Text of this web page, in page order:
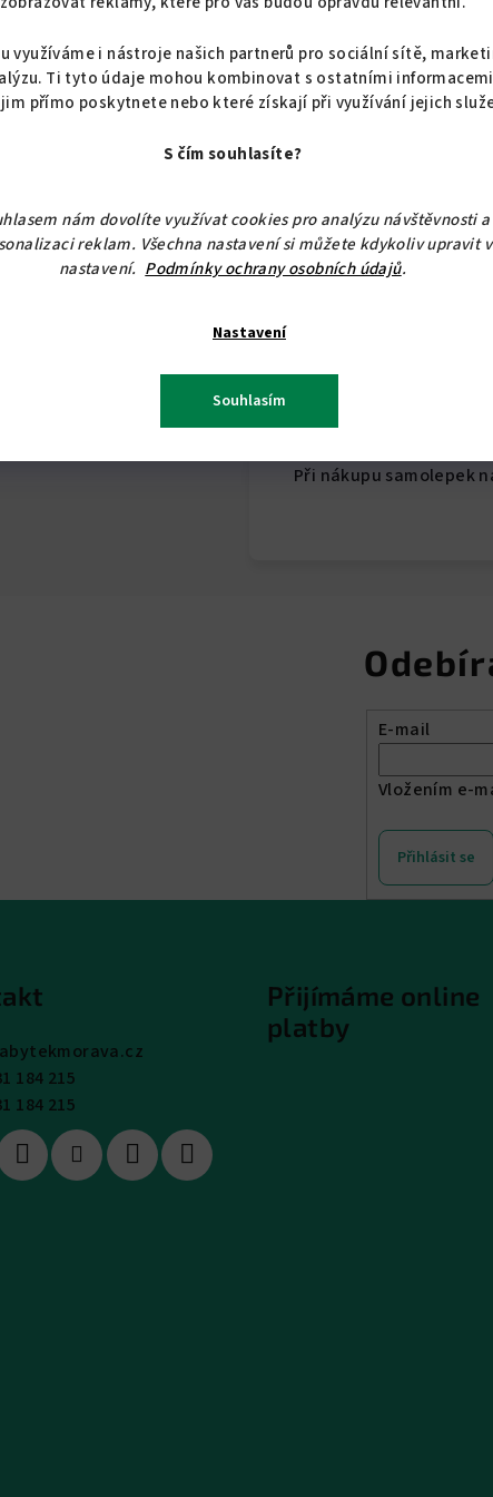
využíváme i nástroje našich partnerů pro sociální sítě,
Ti tyto údaje mohou kombinovat s ostatními
přímo poskytnete nebo které získají při využívání jejich
S čím souhlasíte?
nám dovolíte využívat cookies pro analýzu návštěvnosti a
reklam. Všechna nastavení si můžete kdykoliv upravit v
nastavení. Podmínky ochrany osobních údajů.
Nastavení
Souhlasím
Vkusné interiérové
Rozměry (2 varianty)
výška: 25
šířka 20 cm/ 23 cm
Samolepky jsou
Při nákupu samolepek
E-mail
Vložením e-
Přihlásit se
184 215
184 215
Přijímáme online
platby